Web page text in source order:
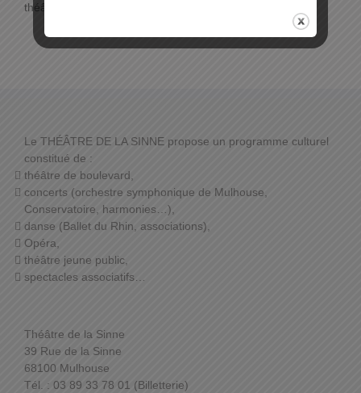
théâtre
Le THÉÂTRE DE LA SINNE propose un programme culturel
constitué de :
théâtre de boulevard,
concerts (orchestre symphonique de Mulhouse,
Conservatoire, harmonies…),
danse (Ballet du Rhin, associations),
Opéra,
théâtre jeune public,
spectacles associatifs…
Théâtre de la Sinne
39 Rue de la Sinne
68100 Mulhouse
Tél. : 03 89 33 78 01 (Billetterie)